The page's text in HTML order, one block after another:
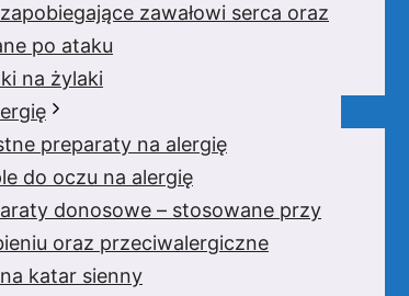
zawałowi serca oraz
po ataku
na żylaki
preparaty na alergię
do oczu na alergię
donosowe – stosowane przy
oraz przeciwalergiczne
katar sienny